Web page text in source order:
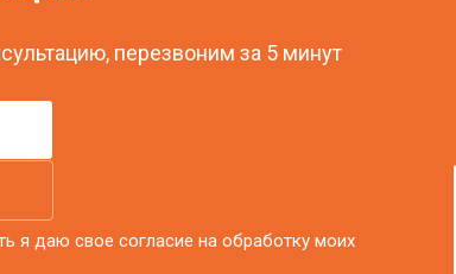
перезвоним за 5 минут
я даю свое согласие на обработку моих